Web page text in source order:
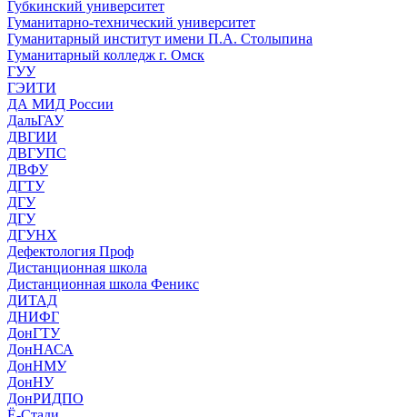
Губкинский университет
Гуманитарно-технический университет
Гуманитарный институт имени П.А. Столыпина
Гуманитарный колледж г. Омск
ГУУ
ГЭИТИ
ДА МИД России
ДальГАУ
ДВГИИ
ДВГУПС
ДВФУ
ДГТУ
ДГУ
ДГУ
ДГУНХ
Дефектология Проф
Дистанционная школа
Дистанционная школа Феникс
ДИТАД
ДНИФГ
ДонГТУ
ДонНАСА
ДонНМУ
ДонНУ
ДонРИДПО